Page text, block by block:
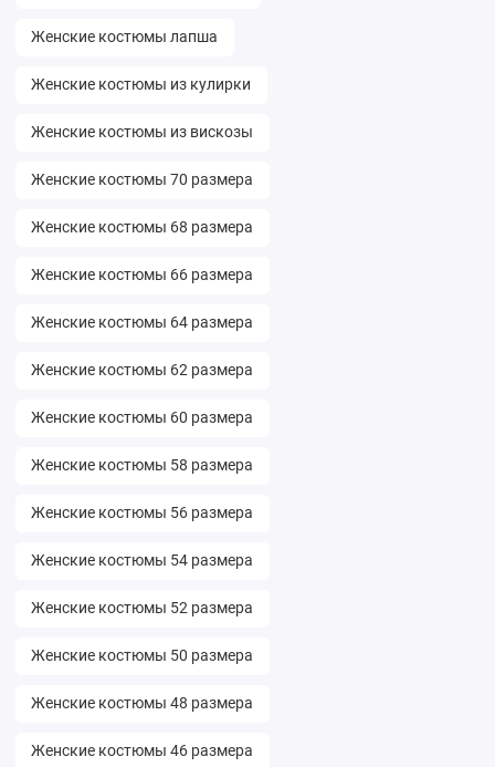
Женские костюмы лапша
Женские костюмы из кулирки
Женские костюмы из вискозы
Женские костюмы 70 размера
Женские костюмы 68 размера
Женские костюмы 66 размера
Женские костюмы 64 размера
Женские костюмы 62 размера
Женские костюмы 60 размера
Женские костюмы 58 размера
Женские костюмы 56 размера
Женские костюмы 54 размера
Женские костюмы 52 размера
Женские костюмы 50 размера
Женские костюмы 48 размера
Женские костюмы 46 размера